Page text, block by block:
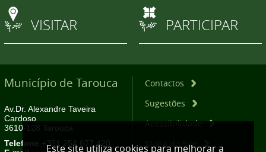
VISITAR PARTICIPAR
Município de Tarouca
Av.Dr. Alexandre Taveira
Cardoso
3610-128 Tarouca
Telefone +351 254 677 420
Contactos
Sugestões
Acessibilidade
Mapa do Site
Este site utiliza cookies para melhorar a